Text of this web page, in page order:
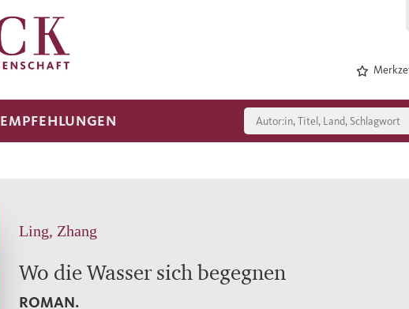
EMPFEHLUNGEN
Ling, Zhang
Wo die Wasser sich begegnen
ROMAN.